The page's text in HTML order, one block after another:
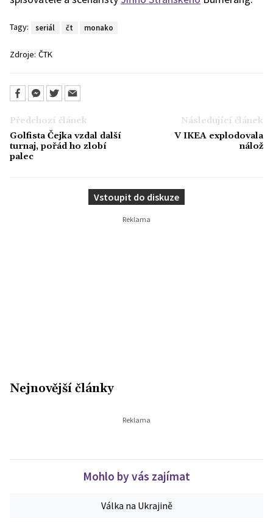
Tagy: seriál čt monako
Zdroje: ČTK
Předchozí článek
Golfista Čejka vzdal další
turnaj, pořád ho zlobí
palec
Následující článek
V IKEA explodovala
nálož
Vstoupit do diskuze
Nejnovější články
Mohlo by vás zajímat
Válka na Ukrajině